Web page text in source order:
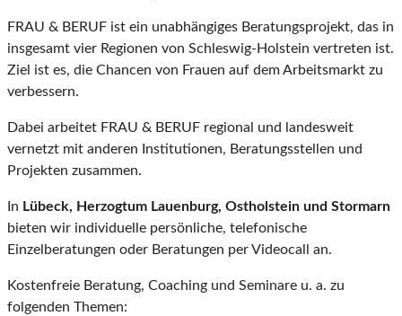
FRAU & BERUF ist ein unabhängiges Beratungsprojekt, das in
insgesamt vier Regionen von Schleswig-Holstein vertreten ist.
Ziel ist es, die Chancen von Frauen auf dem Arbeitsmarkt zu
verbessern.
Dabei arbeitet FRAU & BERUF regional und landesweit
vernetzt mit anderen Institutionen, Beratungsstellen und
Projekten zusammen.
In Lübeck, Herzogtum Lauenburg, Ostholstein und Stormarn
bieten wir individuelle persönliche, telefonische
Einzelberatungen oder Beratungen per Videocall an.
Kostenfreie Beratung, Coaching und Seminare u. a. zu
folgenden Themen: